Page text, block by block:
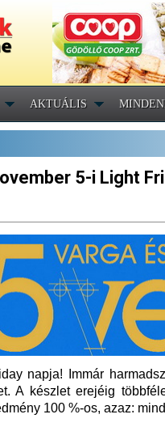
AKTUÁLIS
5-i Light
napja! Immár
A készlet erejéig
100 %-os, azaz: